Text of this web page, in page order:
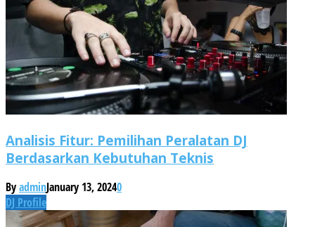
Analisis Fitur: Pemilihan Peralatan DJ
Berdasarkan Kebutuhan Teknis
ByadminJanuary 13, 20240
DJ Profile